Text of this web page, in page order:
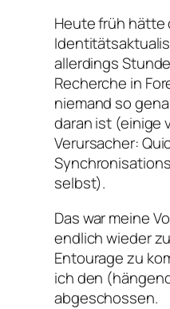
Heute früh hätte
allerdings
Recherche in
niemand so
daran ist (einige
Verursacher:
selbst).
Das war meine
endlich wieder
Entourage zu
ich den
abgeschossen.